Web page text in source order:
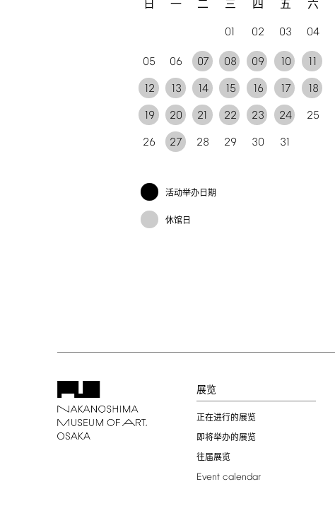
日 一 二 三 四 五 六
01 02 03 04
05 06 07 08 09 10 11
12 13 14 15 16 17 18
19 20 21 22 23 24 25
26 27 28 29 30 31
活动举办日期
休馆日
展览
正在进行的展览
即将举办的展览
往届展览
Event calendar